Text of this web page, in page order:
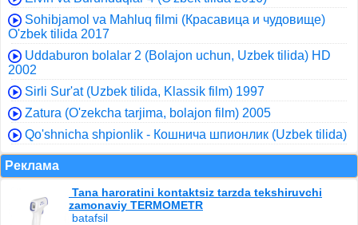
Sohibjamol va Mahluq filmi (Красавица и чудовище)
O'zbek tilida 2017
Uddaburon bolalar 2 (Bolajon uchun, Uzbek tilida) HD
2002
Sirli Sur'at (Uzbek tilida, Klassik film) 1997
Zatura (O'zekcha tarjima, bolajon film) 2005
Qo'shnicha shpionlik - Кошнича шпионлик (Uzbek tilida)
Реклама
Tana haroratini kontaktsiz tarzda tekshiruvchi
zamonaviy TERMOMETR
batafsil